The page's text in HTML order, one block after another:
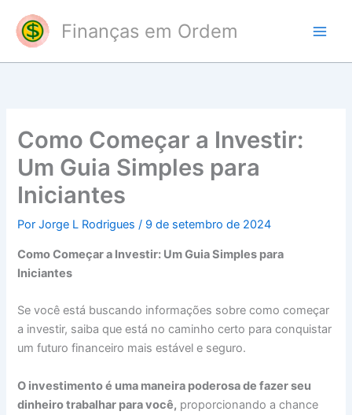
para
conteúdo
Finanças em Ordem
Como Começar a Investir:
Um Guia Simples para
Iniciantes
PorJorge L Rodrigues/ 9 de setembro de 2024
Como Começar a Investir: Um Guia Simples para
Iniciantes
Se você está buscando informações sobre como começar
a investir, saiba que está no caminho certo para conquistar
um futuro financeiro mais estável e seguro.
O investimento é uma maneira poderosa de fazer seu
dinheiro trabalhar para você, proporcionando a chance